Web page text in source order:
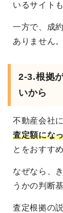
いるサイト
一方で、成
ありません。
2-3.根拠
いから
不動産会社
査定額にな
とをおすす
なぜなら、
うかの判断
査定根拠の